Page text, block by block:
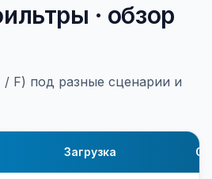
· обзор
/ F) под разные сценарии и
Загрузка